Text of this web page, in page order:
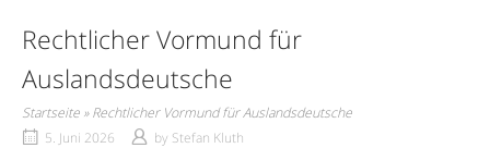
Rechtlicher Vormund für
Auslandsdeutsche
Startseite »Rechtlicher Vormund für Auslandsdeutsche
5. Juni 2026
by Stefan Kluth